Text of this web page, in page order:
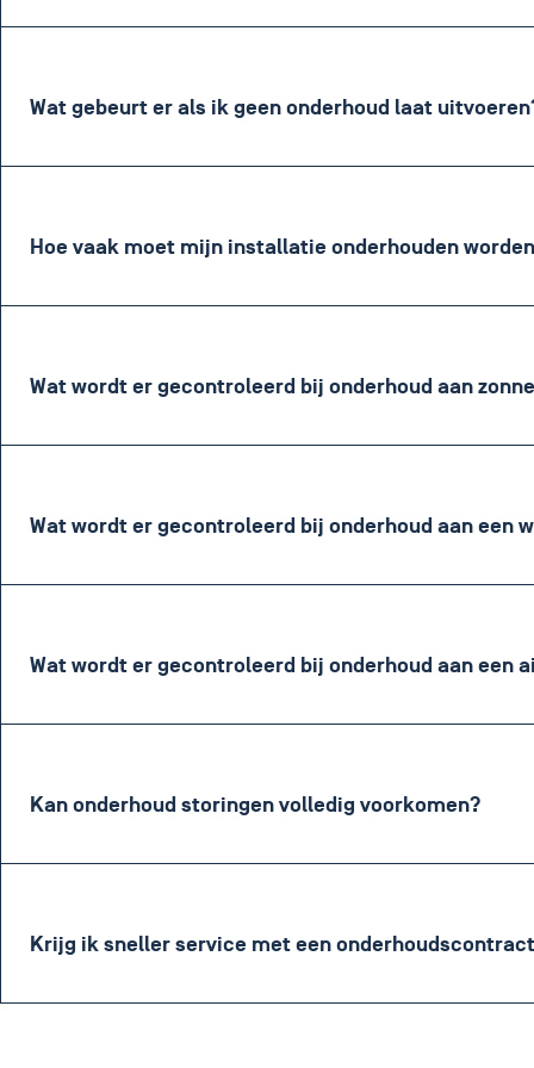
Wat gebeurt er als ik geen onderhoud laat
Hoe vaak moet mijn installatie onderhouden
Wat wordt er gecontroleerd bij onderhoud aan
Wat wordt er gecontroleerd bij onderhoud aan een
Wat wordt er gecontroleerd bij onderhoud aan een
Kan onderhoud storingen volledig voorkomen?
Krijg ik sneller service met een